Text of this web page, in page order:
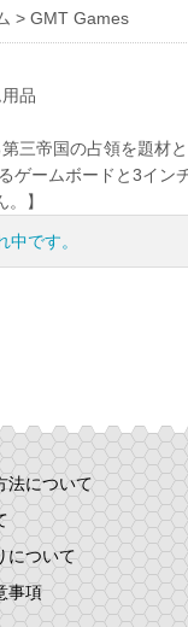
> GMT Games
品
三帝国の占領を題
ームボードと3イン
】
です。
法について
について
事項